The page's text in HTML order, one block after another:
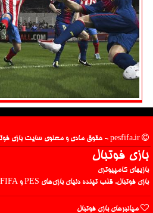
بازی فوتبال
بازیهای کامپیوتری
بازی فوتبال، قلب تپنده دنیای بازی‌های PES و FIFA
میانبرهای بازی فوتبال